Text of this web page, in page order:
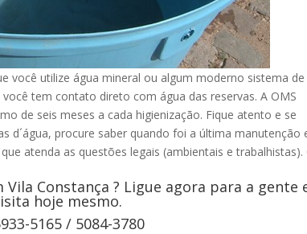
você utilize água mineral ou algum moderno sistema de
tem contato direto com água das reservas. A OMS
de seis meses a cada higienização. Fique atento e se
d´água, procure saber quando foi a última manutenção
atenda as questões legais (ambientais e trabalhistas).
Constança ? Ligue agora para a gente
hoje mesmo.
5165 / 5084-3780